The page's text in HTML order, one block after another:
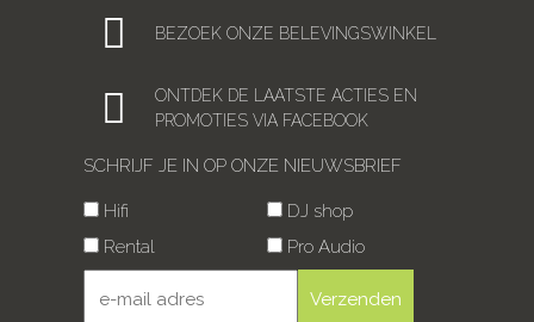
BEZOEK ONZE BELEVINGSWINKEL
ONTDEK DE LAATSTE ACTIES EN
PROMOTIES VIA FACEBOOK
SCHRIJF JE IN OP ONZE NIEUWSBRIEF
Hifi
DJ shop
Rental
Pro Audio